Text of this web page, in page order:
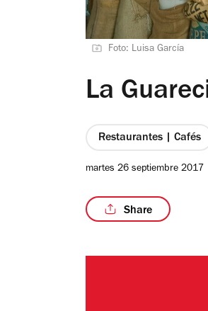
Foto: Luisa García
La
Restaurantes | Cafés
martes 26 septiembre 2017
Share